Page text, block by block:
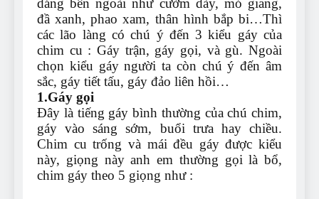
dáng bên ngoài như cườm dày, mỏ giang,
đầ xanh, phao xam, thân hình bắp bi…Thì
các lão làng có chú ý đến 3 kiểu gáy của
chim cu : Gáy trận, gáy gọi, và gù. Ngoài
chọn kiểu gáy người ta còn chú ý đến âm
sắc, gáy tiết tấu, gáy đảo liên hồi…
1.Gáy gọi
Đây là tiếng gáy bình thường của chú chim,
gáy vào sáng sớm, buổi trưa hay chiều.
Chim cu trống và mái đều gáy được kiểu
này, giọng này anh em thường gọi là bổ,
chim gáy theo 5 giọng như :